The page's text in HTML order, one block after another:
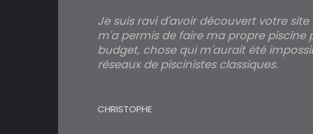
Je suis ravi d'avoir découvert votre
m'a permis de faire ma propre piscine
budget, chose qui m'aurait été
réseaux de piscinistes classiques.
CHRISTOPHE